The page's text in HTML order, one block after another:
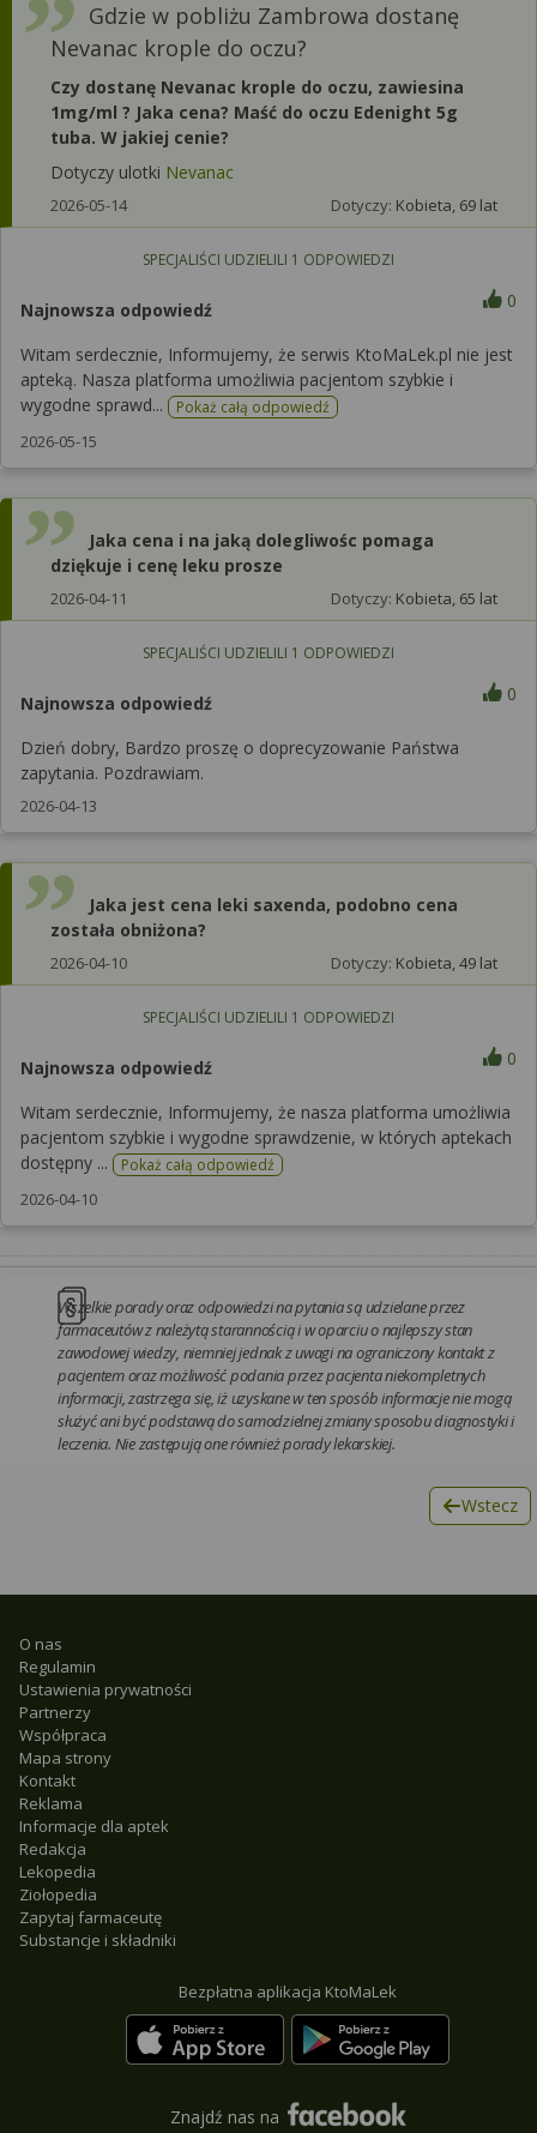
Gdzie w pobliżu Zambrowa dostanę
Nevanac krople do oczu?
Czy dostanę Nevanac krople do oczu, zawiesina
1mg/ml ? Jaka cena? Maść do oczu Edenight 5g
tuba. W jakiej cenie?
Dotyczy ulotki Nevanac
2026-05-14 Dotyczy: Kobieta, 69 lat
SPECJALIŚCI UDZIELILI 1 ODPOWIEDZI
Najnowsza odpowiedź 0
Witam serdecznie, Informujemy, że serwis KtoMaLek.pl nie jest
apteką. Nasza platforma umożliwia pacjentom szybkie i
wygodne sprawd...
Pokaż całą odpowiedź
2026-05-15
Jaka cena i na jaką dolegliwośc pomaga
dziękuje i cenę leku prosze
2026-04-11 Dotyczy: Kobieta, 65 lat
SPECJALIŚCI UDZIELILI 1 ODPOWIEDZI
Najnowsza odpowiedź 0
Dzień dobry, Bardzo proszę o doprecyzowanie Państwa
zapytania. Pozdrawiam.
2026-04-13
Jaka jest cena leki saxenda, podobno cena
została obniżona?
2026-04-10 Dotyczy: Kobieta, 49 lat
SPECJALIŚCI UDZIELILI 1 ODPOWIEDZI
Najnowsza odpowiedź 0
Witam serdecznie, Informujemy, że nasza platforma umożliwia
pacjentom szybkie i wygodne sprawdzenie, w których aptekach
dostępny ...
Pokaż całą odpowiedź
2026-04-10
Wszelkie porady oraz odpowiedzi na pytania są udzielane przez
farmaceutów z należytą starannością i w oparciu o najlepszy stan
zawodowej wiedzy, niemniej jednak z uwagi na ograniczony kontakt z
pacjentem oraz możliwość podania przez pacjenta niekompletnych
informacji, zastrzega się, iż uzyskane w ten sposób informacje nie mogą
służyć ani być podstawą do samodzielnej zmiany sposobu diagnostyki i
leczenia. Nie zastępują one również porady lekarskiej.
Wstecz
O nas
Regulamin
Ustawienia prywatności
Partnerzy
Współpraca
Mapa strony
Kontakt
Reklama
Informacje dla aptek
Redakcja
Lekopedia
Ziołopedia
Zapytaj farmaceutę
Substancje i składniki
Bezpłatna aplikacja KtoMaLek
Znajdź nas na